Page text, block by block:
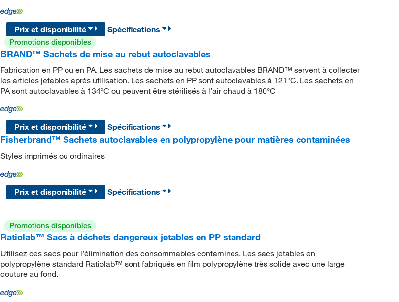
Prix et disponibilité
Spécifications
Promotions disponibles
BRAND™ Sachets de mise au rebut autoclavables
Fabrication en PP ou en PA. Les sachets de mise au rebut autoclavables BRAND™ servent à collecter
les articles jetables après utilisation. Les sachets en PP sont autoclavables à 121°C. Les sachets en
PA sont autoclavables à 134°C ou peuvent être stérilisés à l’air chaud à 180°C
Prix et disponibilité
Spécifications
Fisherbrand™ Sachets autoclavables en polypropylène pour matières contaminées
Styles imprimés ou ordinaires
Prix et disponibilité Spécifications
Promotions disponibles
Ratiolab™ Sacs à déchets dangereux jetables en PP standard
Utilisez ces sacs pour l’élimination des consommables contaminés. Les sacs jetables en
polypropylène standard Ratiolab™ sont fabriqués en film polypropylène très solide avec une large
couture au fond.